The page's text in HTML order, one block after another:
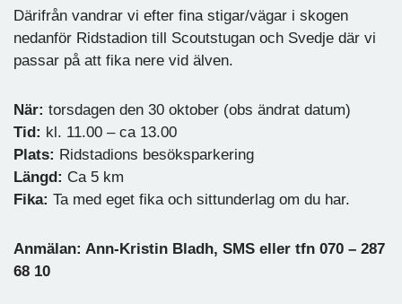
Därifrån vandrar vi efter fina stigar/vägar i skogen
nedanför Ridstadion till Scoutstugan och Svedje där vi
passar på att fika nere vid älven.
När: torsdagen den 30 oktober (obs ändrat datum)
Tid: kl. 11.00 – ca 13.00
Plats: Ridstadions besöksparkering
Längd: Ca 5 km
Fika: Ta med eget fika och sittunderlag om du har.
Anmälan: Ann-Kristin Bladh, SMS eller tfn 070 – 287
68 10